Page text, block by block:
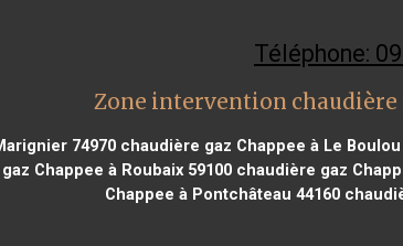
Téléphone:
Zone intervention chaudière
74970chaudière gaz Chappee à Le Boulou
Chappee à Roubaix 59100 chaudière gaz
Chappee à Pontchâteau 44160